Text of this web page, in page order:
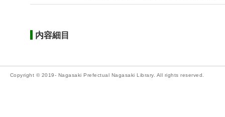
内容細目
Copyright © 2019- Nagasaki Prefectual Nagasaki Library. All rights reserved.